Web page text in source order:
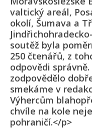
valtický areál,
okolí, Šumava a
soutěž byla
250 čtenářů, z
odpovědi
zodpovědělo
smekáme v
Výhercům
chvíle na kole
pohraničí.</p>